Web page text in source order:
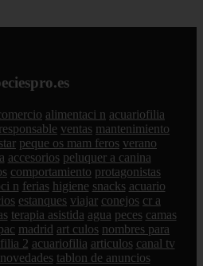
alimentaci n acuariofilia
ventas mantenimiento
peque os mam feros verano
accesorios peluquer a canina
comportamiento protagonistas
n ferias higiene snacks acuario
estanques viajar conejos cr a
terapia asistida agua peces camas
madrid art culos nombres para
2 acuariofilia articulos canal tv
novedades tablon de anuncios